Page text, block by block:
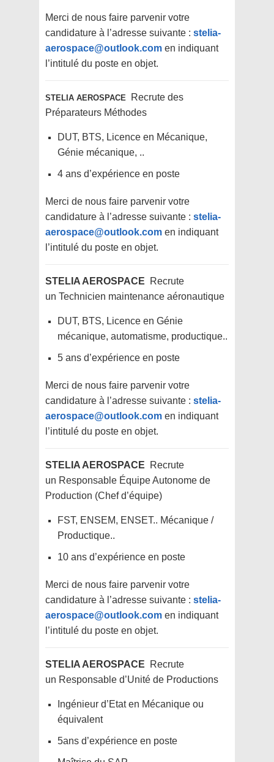
Merci de nous faire parvenir votre
candidature à l’adresse suivante : stelia-
aerospace@outlook.com en indiquant
l’intitulé du poste en objet.
STELIA AEROSPACE
Recrute des
Préparateurs Méthodes
DUT, BTS, Licence en Mécanique,
Génie mécanique, ..
4 ans d’expérience en poste
Merci de nous faire parvenir votre
candidature à l’adresse suivante : stelia-
aerospace@outlook.com en indiquant
l’intitulé du poste en objet.
STELIA AEROSPACE
Recrute
un Technicien maintenance aéronautique
DUT, BTS, Licence en Génie
mécanique, automatisme, productique..
5 ans d’expérience en poste
Merci de nous faire parvenir votre
candidature à l’adresse suivante : stelia-
aerospace@outlook.com en indiquant
l’intitulé du poste en objet.
STELIA AEROSPACE
Recrute
un Responsable Équipe Autonome de
Production (Chef d’équipe)
FST, ENSEM, ENSET.. Mécanique /
Productique..
10 ans d’expérience en poste
Merci de nous faire parvenir votre
candidature à l’adresse suivante : stelia-
aerospace@outlook.com en indiquant
l’intitulé du poste en objet.
STELIA AEROSPACE
Recrute
un Responsable d’Unité de Productions
Ingénieur d’Etat en Mécanique ou
équivalent
5ans d’expérience en poste